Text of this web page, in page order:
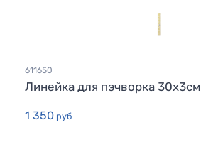
611650
Линейка для пэчворка 30х3см
1 350 руб